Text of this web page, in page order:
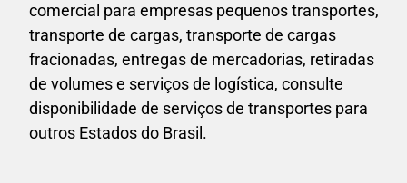
comercial para empresas pequenos transportes,
transporte de cargas, transporte de cargas
fracionadas, entregas de mercadorias, retiradas
de volumes e serviços de logística, consulte
disponibilidade de serviços de transportes para
outros Estados do Brasil.